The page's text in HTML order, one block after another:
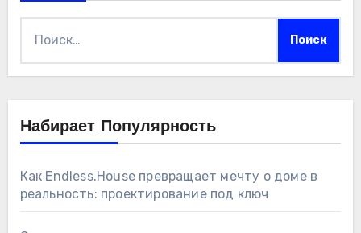
Набирает Популярность
Как Endless.House превращает мечту о доме в
реальность: проектирование под ключ